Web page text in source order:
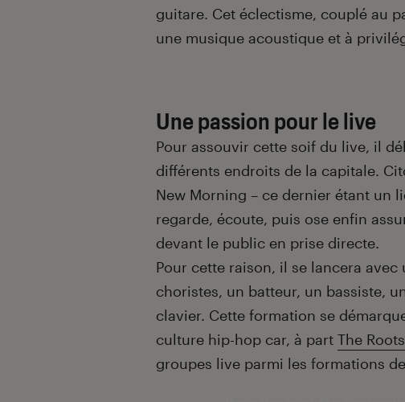
guitare. Cet éclectisme, couplé au
une musique acoustique et à
Une passion pour le live
Pour assouvir cette soif du live, il
différents endroits de la capitale.
New Morning – ce dernier étant un
regarde, écoute, puis ose enfin
devant le public en prise directe.
Pour cette raison, il se lancera
choristes, un batteur, un bassiste,
clavier. Cette formation se
culture hip-hop car, à part The Roots
groupes live parmi les formations